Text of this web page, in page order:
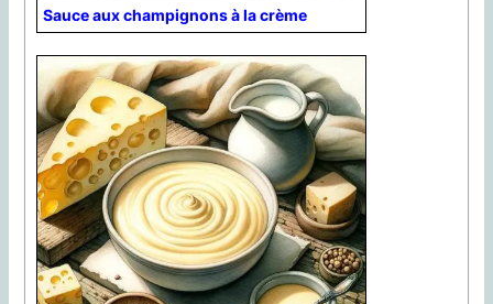
Sauce aux champignons à la crème